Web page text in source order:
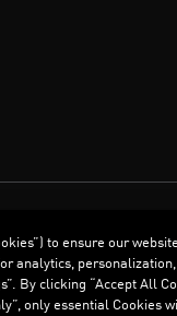
to ensure our
analytics,
By clicking “Accept All
only essential Cookies